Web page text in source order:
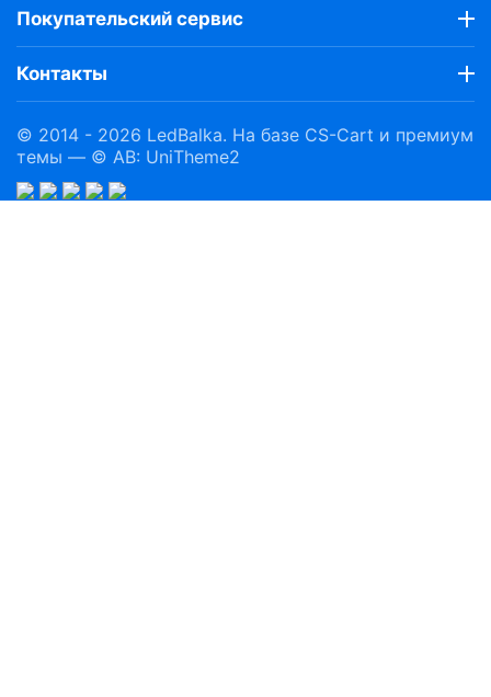
Покупательский сервис
Контакты
© 2014 - 2026 LedBalka. На базе CS-Cart и премиум
темы — © AB: UniTheme2